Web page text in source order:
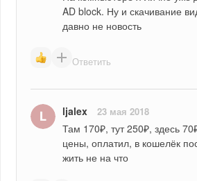
AD block. Ну и скачивание
давно не новость
Ответить
ljalex 23 мая 2018
Там 170₽, тут 250₽, здесь
цены, оплатил, в кошелёк
жить не на что